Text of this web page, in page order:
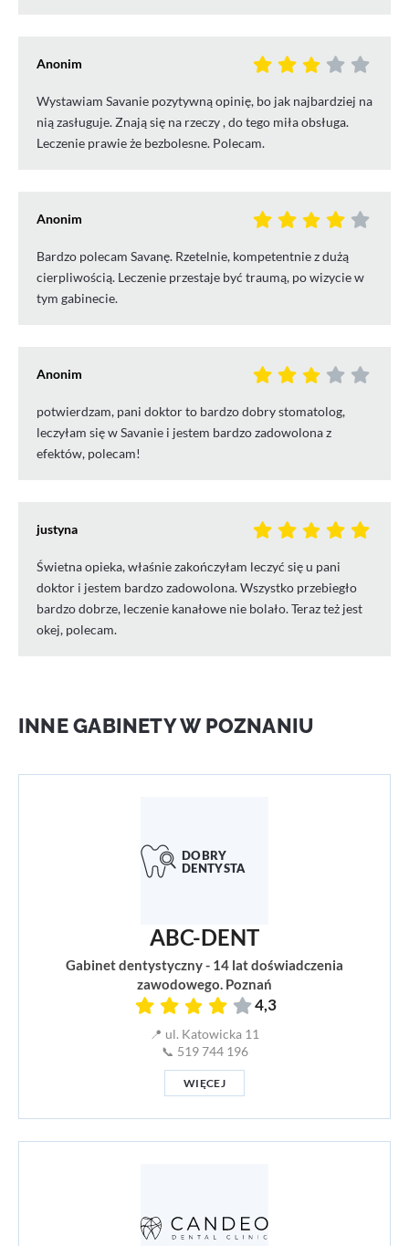
Anonim
Wystawiam Savanie pozytywną opinię, bo jak najbardziej na
nią zasługuje. Znają się na rzeczy , do tego miła obsługa.
Leczenie prawie że bezbolesne. Polecam.
Anonim
Bardzo polecam Savanę. Rzetelnie, kompetentnie z dużą
cierpliwością. Leczenie przestaje być traumą, po wizycie w
tym gabinecie.
Anonim
potwierdzam, pani doktor to bardzo dobry stomatolog,
leczyłam się w Savanie i jestem bardzo zadowolona z
efektów, polecam!
justyna
Świetna opieka, właśnie zakończyłam leczyć się u pani
doktor i jestem bardzo zadowolona. Wszystko przebiegło
bardzo dobrze, leczenie kanałowe nie bolało. Teraz też jest
okej, polecam.
INNE GABINETY W POZNANIU
ABC-DENT
Gabinet dentystyczny - 14 lat doświadczenia
zawodowego. Poznań
4,3
📍 ul. Katowicka 11
📞 519 744 196
WIĘCEJ